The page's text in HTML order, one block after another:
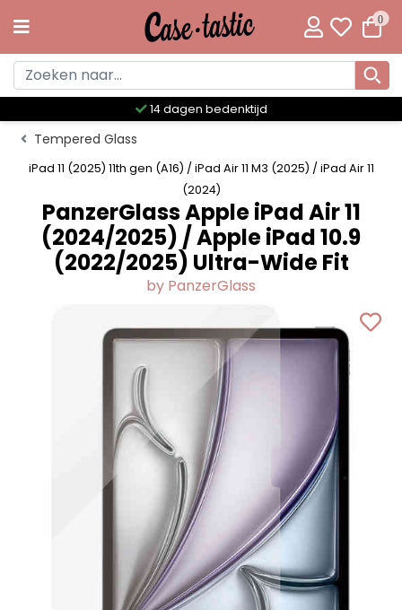
0
Meer dan 300 unieke designs
Tempered Glass
iPad 11 (2025) 11th gen (A16) / iPad Air 11 M3 (2025) / iPad Air 11
(2024)
PanzerGlass Apple iPad Air 11
(2024/2025) / Apple iPad 10.9
(2022/2025) Ultra-Wide Fit
by PanzerGlass